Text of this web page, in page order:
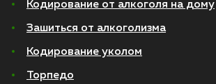
Кодирование от алкоголя на дому
Зашиться от алкоголизма
Кодирование уколом
Торпедо